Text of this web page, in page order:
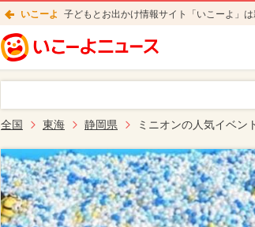
いこーよ 子どもとお出かけ情報サイト「いこーよ」
全国 東海 静岡県 ミニオンの人気イベ